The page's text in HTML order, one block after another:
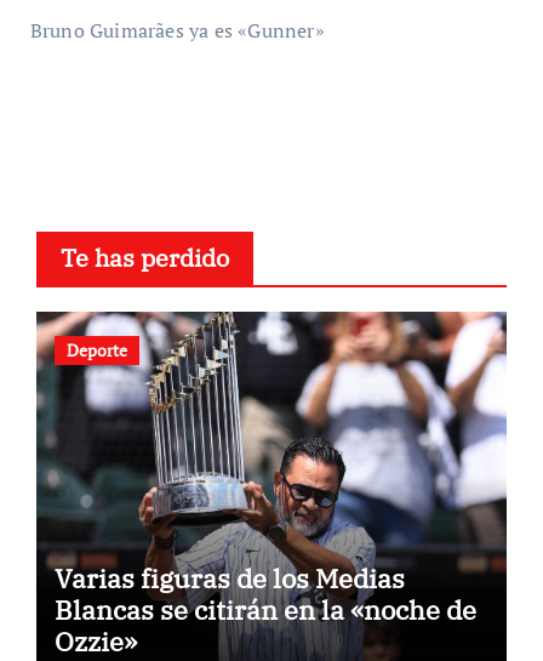
Bruno Guimarães ya es «Gunner»
Te has perdido
Deporte
Varias figuras de los Medias
Blancas se citirán en la «noche de
Ozzie»